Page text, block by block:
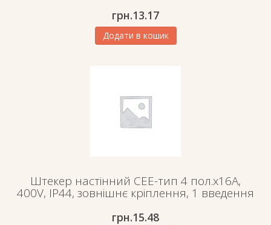
грн.13.17
Додати в кошик
Штекер настінний СЕЕ-тип 4 пол.х16А,
400V, IP44, зовнішнє кріплення, 1 введення
грн.15.48